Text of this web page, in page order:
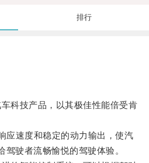
排行
科技产品，以其极佳性能倍受肯
速度和稳定的动力输出，使汽
驶者流畅愉悦的驾驶体验。